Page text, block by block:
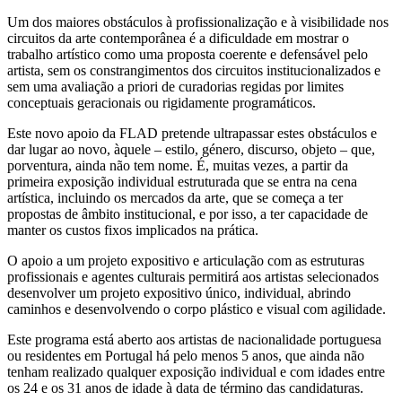
Um dos maiores obstáculos à profissionalização e à visibilidade nos
circuitos da arte contemporânea é a dificuldade em mostrar o
trabalho artístico como uma proposta coerente e defensável pelo
artista, sem os constrangimentos dos circuitos institucionalizados e
sem uma avaliação a priori de curadorias regidas por limites
conceptuais geracionais ou rigidamente programáticos.
Este novo apoio da FLAD pretende ultrapassar estes obstáculos e
dar lugar ao novo, àquele – estilo, género, discurso, objeto – que,
porventura, ainda não tem nome. É, muitas vezes, a partir da
primeira exposição individual estruturada que se entra na cena
artística, incluindo os mercados da arte, que se começa a ter
propostas de âmbito institucional, e por isso, a ter capacidade de
manter os custos fixos implicados na prática.
O apoio a um projeto expositivo e articulação com as estruturas
profissionais e agentes culturais permitirá aos artistas selecionados
desenvolver um projeto expositivo único, individual, abrindo
caminhos e desenvolvendo o corpo plástico e visual com agilidade.
Este programa está aberto aos artistas de nacionalidade portuguesa
ou residentes em Portugal há pelo menos 5 anos, que ainda não
tenham realizado qualquer exposição individual e com idades entre
os 24 e os 31 anos de idade à data de término das candidaturas.